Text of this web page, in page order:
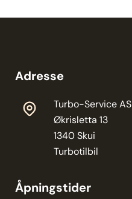
Adresse
Turbo-Service AS
Økrisletta 13
1340 Skui
Turbotilbil
Åpningstider